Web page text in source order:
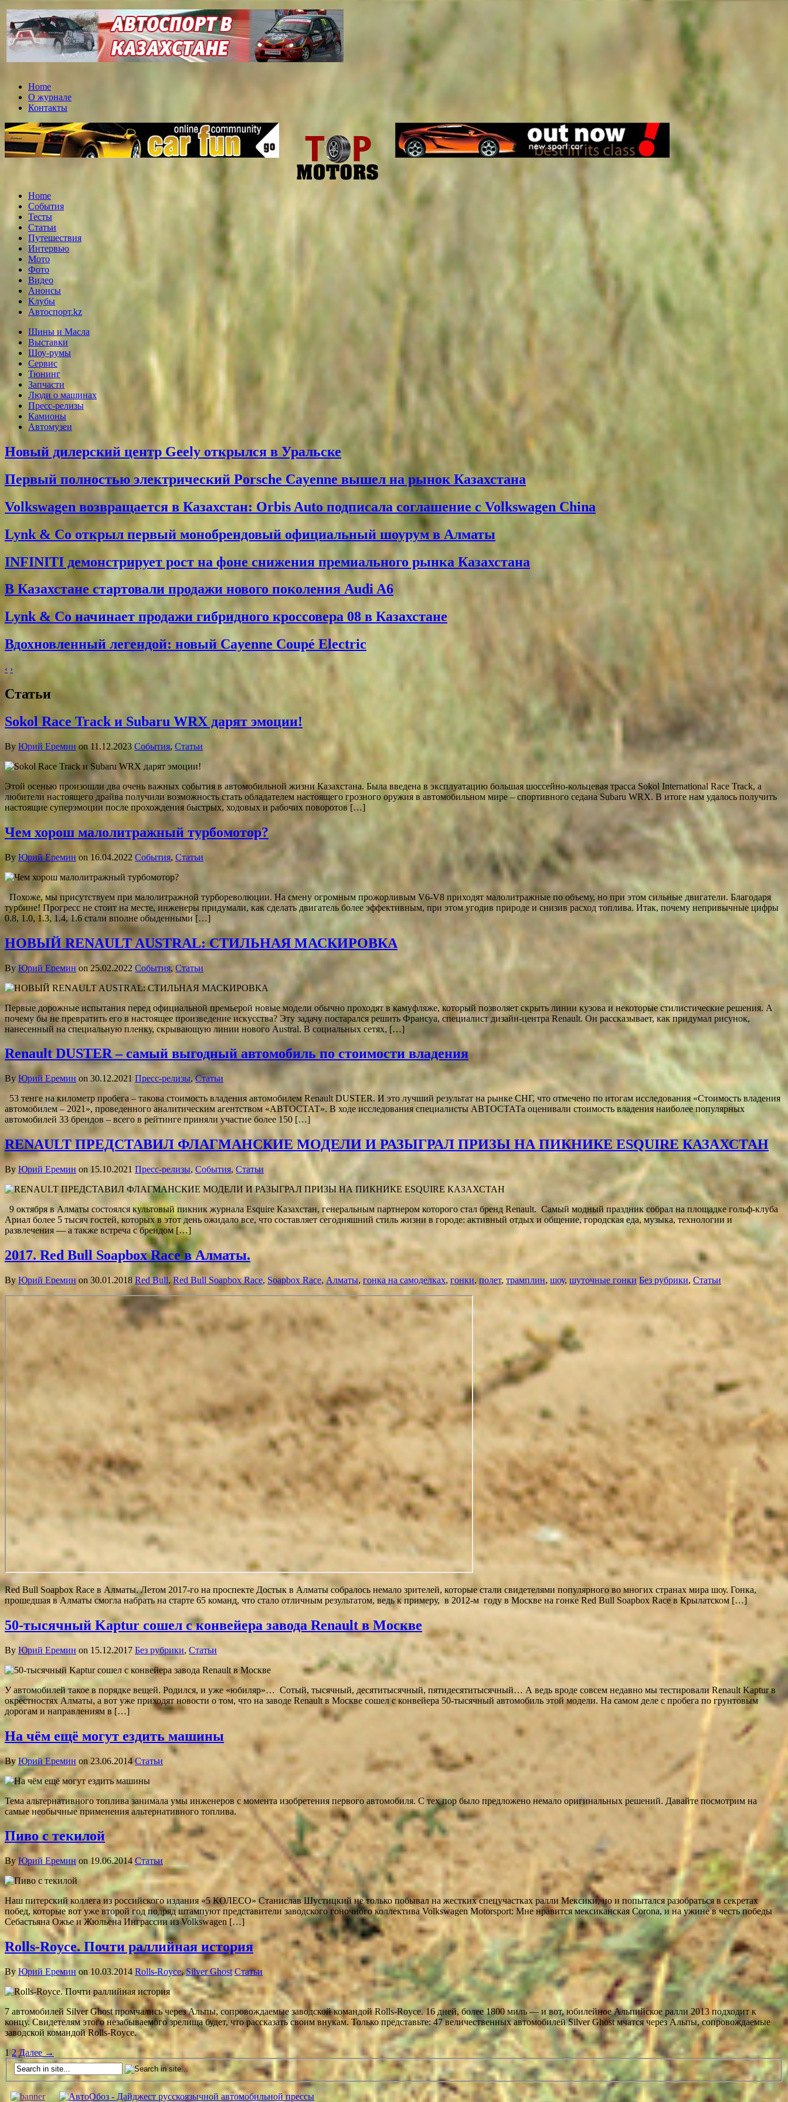
Home
О журнале
Контакты
Home
События
Тесты
Статьи
Путешествия
Интервью
Мото
Фото
Видео
Анонсы
Клубы
Автоспорт.kz
Шины и Масла
Выставки
Шоу-румы
Сервис
Тюнинг
Запчасти
Люди о машинах
Пресс-релизы
Камионы
Автомузеи
Новый дилерский центр Geely открылся в Уральске
Первый полностью электрический Porsche Cayenne вышел на рынок Казахстана
Volkswagen возвращается в Казахстан: Orbis Auto подписала соглашение с Volkswagen China
Lynk & Co открыл первый монобрендовый официальный шоурум в Алматы
INFINITI демонстрирует рост на фоне снижения премиального рынка Казахстана
В Казахстане стартовали продажи нового поколения Audi A6
Lynk & Co начинает продажи гибридного кроссовера 08 в Казахстане
Вдохновленный легендой: новый Cayenne Coupé Electric
‹ ›
Статьи
Sokol Race Track и Subaru WRX дарят эмоции!
By Юрий Еремин on 11.12.2023 События, Статьи
Этой осенью произошли два очень важных события в автомобильной жизни Казахстана. Была введена в эксплуатацию большая шоссейно-кольцевая трасса Sokol International Race Track, а
любители настоящего драйва получили возможность стать обладателем настоящего грозного оружия в автомобильном мире – спортивного седана Subaru WRX. В итоге нам удалось получить
настоящие суперэмоции после прохождения быстрых, ходовых и рабочих поворотов […]
Чем хорош малолитражный турбомотор?
By Юрий Еремин on 16.04.2022 События, Статьи
Похоже, мы присутствуем при малолитражной турбореволюции. На смену огромным прожорливым V6-V8 приходят малолитражные по объему, но при этом сильные двигатели. Благодаря
турбине! Прогресс не стоит на месте, инженеры придумали, как сделать двигатель более эффективным, при этом угодив природе и снизив расход топлива. Итак, почему непривычные цифры
0.8, 1.0, 1.3, 1.4, 1.6 стали вполне обыденными […]
НОВЫЙ RENAULT AUSTRAL: СТИЛЬНАЯ МАСКИРОВКА
By Юрий Еремин on 25.02.2022 События, Статьи
Первые дорожные испытания перед официальной премьерой новые модели обычно проходят в камуфляже, который позволяет скрыть линии кузова и некоторые стилистические решения. А
почему бы не превратить его в настоящее произведение искусства? Эту задачу постарался решить Франсуа, специалист дизайн-центра Renault. Он рассказывает, как придумал рисунок,
нанесенный на специальную пленку, скрывающую линии нового Austral. В социальных сетях, […]
Renault DUSTER – самый выгодный автомобиль по стоимости владения
By Юрий Еремин on 30.12.2021 Пресс-релизы,Статьи
53 тенге на километр пробега – такова стоимость владения автомобилем Renault DUSTER. И это лучший результат на рынке СНГ, что отмечено по итогам исследования «Стоимость владения
автомобилем – 2021», проведенного аналитическим агентством «АВТОСТАТ». В ходе исследования специалисты АВТОСТАТа оценивали стоимость владения наиболее популярных
автомобилей 33 брендов – всего в рейтинге приняли участие более 150 […]
RENAULT ПРЕДСТАВИЛ ФЛАГМАНСКИЕ МОДЕЛИ И РАЗЫГРАЛ ПРИЗЫ НА ПИКНИКЕ ESQUIRE КАЗАХСТАН
By Юрий Еремин on 15.10.2021 Пресс-релизы, События, Статьи
9 октября в Алматы состоялся культовый пикник журнала Esquire Казахстан, генеральным партнером которого стал бренд Renault. Самый модный праздник собрал на площадке гольф-клуба
Ариал более 5 тысяч гостей, которых в этот день ожидало все, что составляет сегодняшний стиль жизни в городе: активный отдых и общение, городская еда, музыка, технологии и
развлечения –– а также встреча с брендом […]
2017. Red Bull Soapbox Race в Алматы.
By Юрий Еремин on 30.01.2018 Red Bull,Red Bull Soapbox Race, Soapbox Race, Алматы, гонка на самоделках, гонки, полет, трамплин, шоу, шуточные гонки Без рубрики, Статьи
Red Bull Soapbox Race в Алматы. Летом 2017-го на проспекте Достык в Алматы собралось немало зрителей, которые стали свидетелями популярного во многих странах мира шоу. Гонка,
прошедшая в Алматы смогла набрать на старте 65 команд, что стало отличным результатом, ведь к примеру, в 2012-м году в Москве на гонке Red Bull Soapbox Race в Крылатском […]
50-тысячный Kaptur сошел с конвейера завода Renault в Москве
By Юрий Еремин on 15.12.2017 Без рубрики, Статьи
У автомобилей такое в порядке вещей. Родился, и уже «юбиляр»… Сотый, тысячный, десятитысячный, пятидесятитысячный… А ведь вроде совсем недавно мы тестировали Renault Kaptur в
окрестностях Алматы, а вот уже приходят новости о том, что на заводе Renault в Москве сошел с конвейера 50-тысячный автомобиль этой модели. На самом деле с пробега по грунтовым
дорогам и направлениям в […]
На чём ещё могут ездить машины
By Юрий Еремин on 23.06.2014 Статьи
Тема альтернативного топлива занимала умы инженеров с момента изобретения первого автомобиля. С тех пор было предложено немало оригинальных решений. Давайте посмотрим на
самые необычные применения альтернативного топлива.
Пиво с текилой
ByЮрий Еремин on 19.06.2014 Статьи
Наш питерский коллега из российского издания «5 КОЛЕСО» Станислав Шустицкий не только побывал на жестких спецучастках ралли Мексики, но и попытался разобраться в секретах
побед, которые вот уже второй год подряд штампуют представители заводского гоночного коллектива Volkswagen Motorsport: Мне нравится мексиканская Corona, и на ужине в честь победы
Себастьяна Ожье и Жюльена Инграссии из Volkswagen […]
Rolls-Royce. Почти раллийная история
By Юрий Ереминon 10.03.2014 Rolls-Royce,Silver Ghost Статьи
7 автомобилей Silver Ghost промчались через Альпы, сопровождаемые заводской командой Rolls-Royce. 16 дней, более 1800 миль — и вот, юбилейное Альпийское ралли 2013 подходит к
концу. Свидетелям этого незабываемого зрелища будет, что рассказать своим внукам. Только представьте: 47 величественных автомобилей Silver Ghost мчатся через Альпы, сопровождаемые
заводской командой Rolls-Royce.
1 2 Далее →